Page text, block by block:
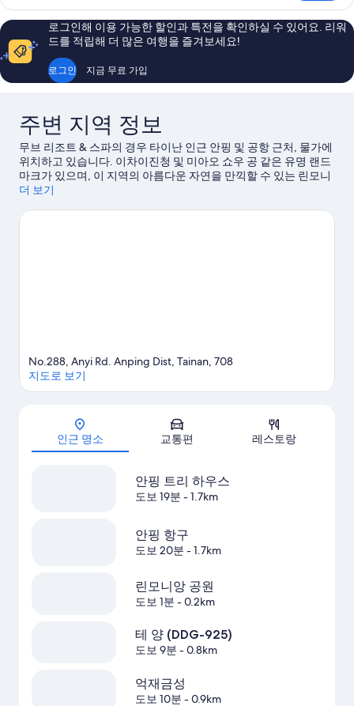
망
사
진
모
더
블
룸,
운
하
전
로그인해 이용 가능한 할인과 특전을 확인하실 수 있어요. 리워
드를 적립해 더 많은 여행을 즐겨보세요!
로그인 지금 무료 가입
주변 지역 정보
무브 리조트 & 스파의 경우 타이난 인근 안핑 및 공항 근처, 물가에
위치하고 있습니다. 이차이진청 및 미아오 쇼우 공 같은 유명 랜드
마크가 있으며, 이 지역의 아름다운 자연을 만끽할 수 있는 린모니
앙 공원, 자하 원주민 공원도 방문해 볼 만합니다. 시무유 박물관,
가이드 보기
더 보기
지도
No.288, Anyi Rd. Anping Dist, Tainan, 708
지도로 보기
인근 명소 교통편 레스토랑
안핑 트리 하우스
도보 19분 - 1.7km
안핑 항구
도보 20분 - 1.7km
린모니앙 공원
도보 1분 - 0.2km
테 양 (DDG-925)
도보 9분 - 0.8km
억재금성
도보 10분 - 0.9km